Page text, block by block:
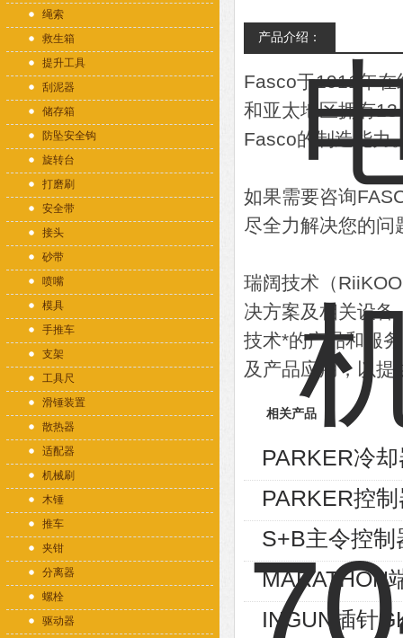
绳索
救生箱
提升工具
刮泥器
储存箱
防坠安全钩
旋转台
打磨刷
安全带
接头
砂带
喷嘴
模具
手推车
支架
工具尺
滑锤装置
散热器
适配器
机械刷
木锤
推车
夹钳
分离器
螺栓
驱动器
产品介绍：
Fasco于1911年在
和亚太地区拥有
Fasco的制造能力
如果需要咨询
尽全力解决您的问
瑞阔技术（
决方案及相关设备
技术*的产品和服
及产品应用，以提
相关产品
PARKER冷
PARKER控
S+B主令控
MARATHON
INGUN插针